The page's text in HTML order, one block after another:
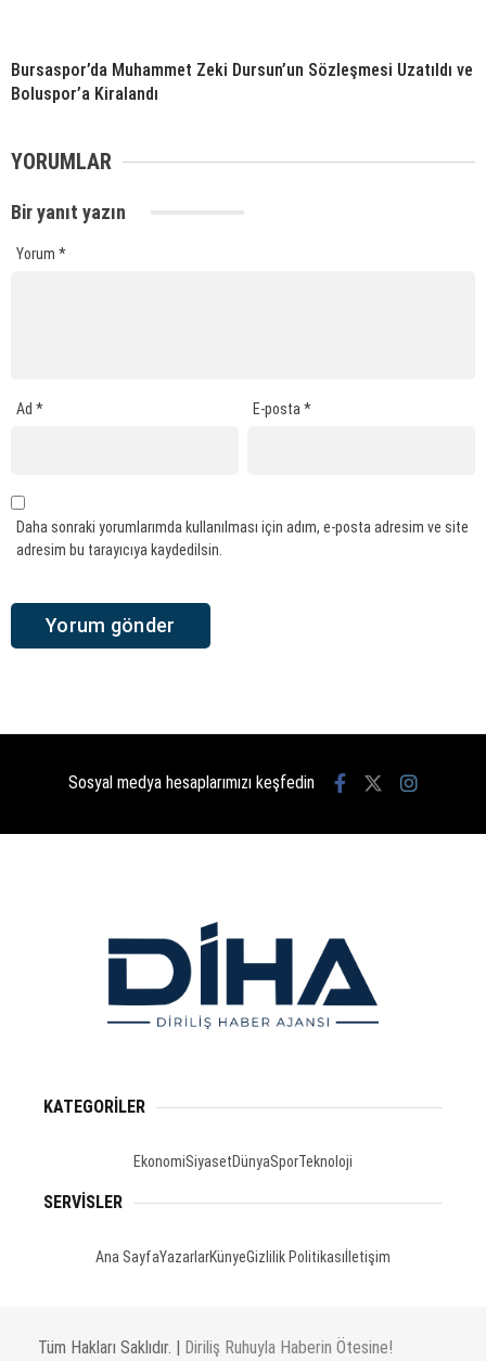
Bursaspor’da Muhammet Zeki Dursun’un Sözleşmesi Uzatıldı ve
Boluspor’a Kiralandı
YORUMLAR
Bir yanıt yazın
Yorum *
Ad * E-posta*
Daha sonraki yorumlarımda kullanılması için adım, e-posta adresim ve site
adresim bu tarayıcıya kaydedilsin.
Sosyal medya hesaplarımızı keşfedin
KATEGORİLER
EkonomiSiyasetDünyaSporTeknoloji
SERVİSLER
Ana SayfaYazarlarKünyeGizlilik Politikası İletişim
Tüm Hakları Saklıdır. | Diriliş Ruhuyla Haberin Ötesine!